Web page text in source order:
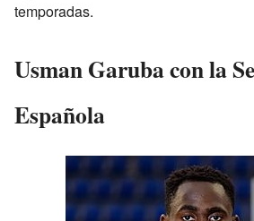
temporadas.
Usman Garuba con la
Española